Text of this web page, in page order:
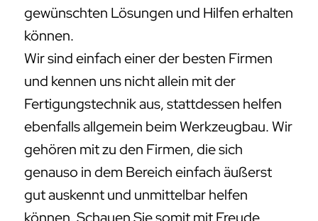
gewünschten Lösungen und Hilfen erhalten
können.
Wir sind einfach einer der besten Firmen
und kennen uns nicht allein mit der
Fertigungstechnik aus, stattdessen helfen
ebenfalls allgemein beim Werkzeugbau. Wir
gehören mit zu den Firmen, die sich
genauso in dem Bereich einfach äußerst
gut auskennt und unmittelbar helfen